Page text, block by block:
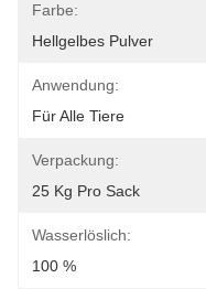
Farbe:
Hellgelbes Pulver
Anwendung:
Für Alle Tiere
Verpackung:
25 Kg Pro Sack
Wasserlöslich:
100 %